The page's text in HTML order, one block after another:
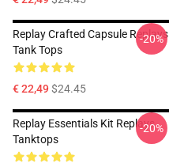
Replay Crafted Capsule Replays
Tank Tops
€ 22,49$24.45
-20%
Replay Essentials Kit Replays
Tanktops
-20%